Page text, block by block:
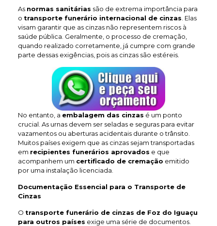
As normas sanitárias são de extrema importância para
o transporte funerário internacional de cinzas . Elas
visam garantir que as cinzas não representem riscos à
saúde pública. Geralmente, o processo de cremação,
quando realizado corretamente, já cumpre com grande
parte dessas exigências, pois as cinzas são estéreis.
No entanto, a embalagem das cinzas é um ponto
crucial. As urnas devem ser seladas e seguras para evitar
vazamentos ou aberturas acidentais durante o trânsito.
Muitos países exigem que as cinzas sejam transportadas
em recipientes funerários aprovados e que
acompanhem um certificado de cremação emitido
por uma instalação licenciada.
Documentação Essencial para o Transporte de
Cinzas
O transporte funerário de cinzas de Foz do Iguaçu
para outros países exige uma série de documentos.